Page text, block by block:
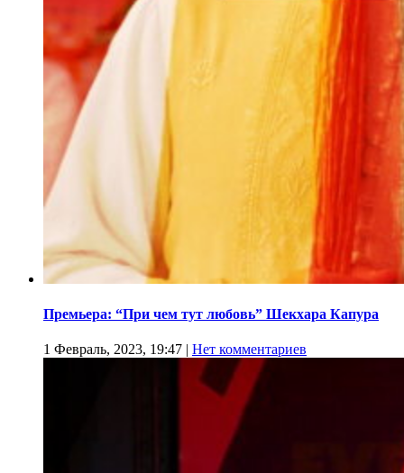
Премьера: “При чем тут любовь” Шекхара Капура
1 Февраль, 2023, 19:47 | Нет комментариев